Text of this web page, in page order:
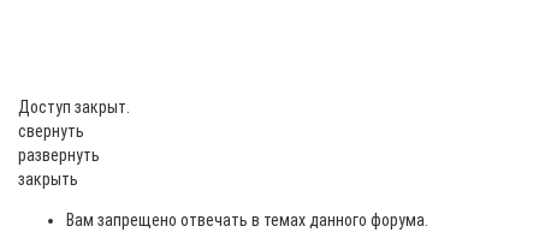
Доступ закрыт.
свернуть
развернуть
закрыть
Вам запрещено отвечать в темах данного форума.